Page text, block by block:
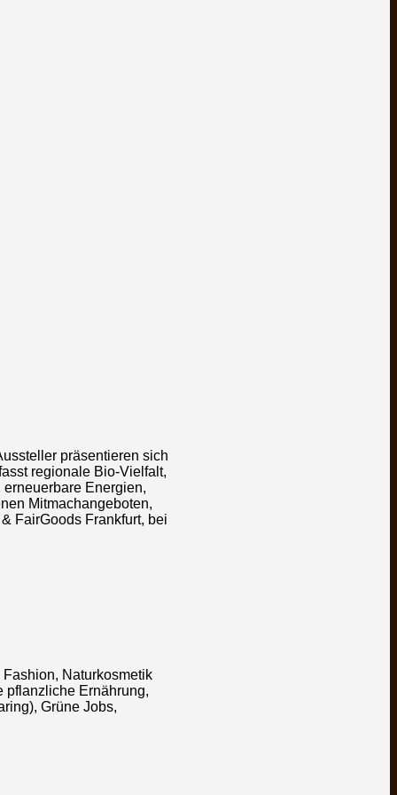
präsentieren sich
regionale Bio-Vielfalt,
Energien,
Mitmachangeboten,
FairGoods Frankfurt, bei
Naturkosmetik
pflanzliche Ernährung,
Grüne Jobs,